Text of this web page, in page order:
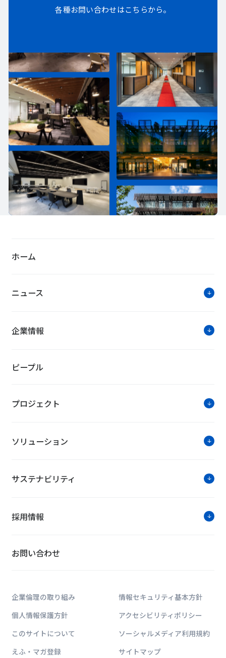
各種お問い合わせはこちらから。
ホーム
ニュース
企業情報
ピープル
プロジェクト
ソリューション
サステナビリティ
採用情報
お問い合わせ
企業倫理の取り組み
情報セキュリティ基本方針
個人情報保護方針
アクセシビリティポリシー
このサイトについて
ソーシャルメディア利用規約
えふ・マガ登録
サイトマップ